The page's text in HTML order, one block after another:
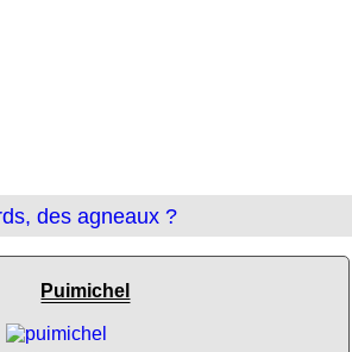
des agneaux ?
Puimichel